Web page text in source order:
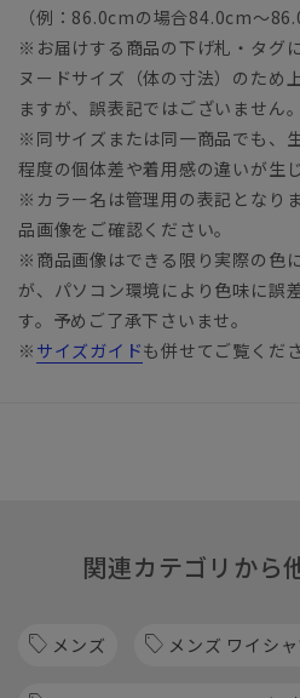
（例：86.0cmの場合84.0cm～
※お届けする商品の下げ札・タグ
ヌードサイズ（体の寸法）のため
ますが、誤表記ではございません。
※同サイズまたは同一商品でも、
程度の個体差や着用感の違いが生
※カラー名は管理用の表記となり
品画像をご確認ください。
※商品画像はできる限り実際の色
が、パソコン環境により色味に誤
す。予めご了承下さいませ。
※ サイズガイドも併せてご覧くださ
関連カテゴリから
メンズ メンズ ワイシ